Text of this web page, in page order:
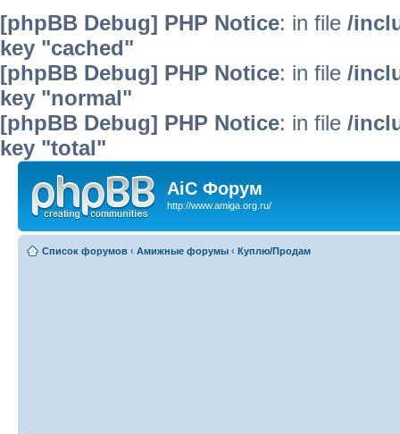
[phpBB Debug] PHP Notice: in file /
key "cached"
[phpBB Debug] PHP Notice: in file /
key "normal"
[phpBB Debug] PHP Notice: in file /
key "total"
AiC Форум
http://www.amiga.org.ru/
Список форумов ‹ Амижные форумы ‹ Куплю/Продам